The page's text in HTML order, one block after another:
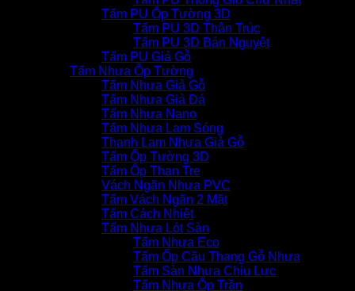
Tấm PU Ốp Tường 3D
Tấm PU 3D Thân Trúc
Tấm PU 3D Bán Nguyệt
Tấm PU Giả Gỗ
Tấm Nhựa Ốp Tường
Tấm Nhựa Giả Gỗ
Tấm Nhựa Giả Đá
Tấm Nhựa Nano
Tấm Nhựa Lam Sóng
Thanh Lam Nhựa Giả Gỗ
Tấm Ốp Tường 3D
Tấm Ốp Than Tre
Vách Ngăn Nhựa PVC
Tấm Vách Ngăn 2 Mặt
Tấm Cách Nhiệt
Tấm Nhựa Lót Sàn
Tấm Nhựa Eco
Tấm Ốp Cầu Thang Gỗ Nhựa
Tấm Sàn Nhựa Chịu Lực
Tấm Nhựa Ốp Trần